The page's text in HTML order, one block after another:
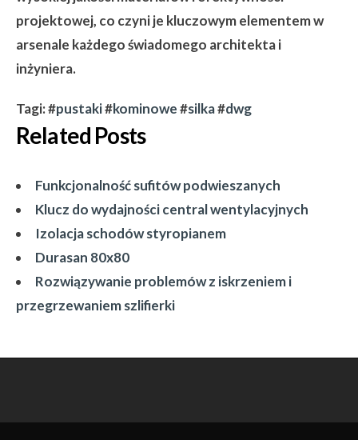
projektowej, co czyni je kluczowym elementem w
arsenale każdego świadomego architekta i
inżyniera.
Tagi: #pustaki#kominowe#silka#dwg
Related Posts
Funkcjonalność sufitów podwieszanych
Klucz do wydajności central wentylacyjnych
Izolacja schodów styropianem
Durasan 80x80
Rozwiązywanie problemów z iskrzeniem i
przegrzewaniem szlifierki